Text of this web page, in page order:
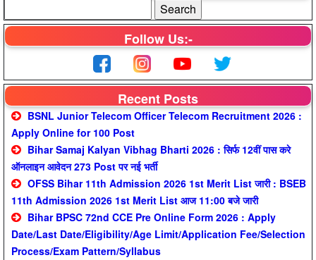
Follow Us:-
Recent Posts
BSNL Junior Telecom Officer Telecom Recruitment 2026 :
Apply Online for 100 Post
Bihar Samaj Kalyan Vibhag Bharti 2026 : सिर्फ 12वीं पास करे
ऑनलाइन आवेदन 273 Post पर नई भर्ती
OFSS Bihar 11th Admission 2026 1st Merit List जारी : BSEB
11th Admission 2026 1st Merit List आज 11:00 बजे जारी
Bihar BPSC 72nd CCE Pre Online Form 2026 : Apply
Date/Last Date/Eligibility/Age Limit/Application Fee/Selection
Process/Exam Pattern/Syllabus